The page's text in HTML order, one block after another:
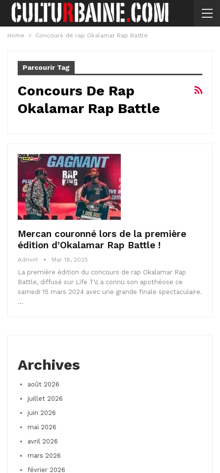
Home Concours de rap Okalamar Rap Battle
Parcourir Tag
Concours De Rap
Okalamar Rap Battle
Mercan couronné lors de la première
édition d’Okalamar Rap Battle !
Admin1 Mar 18, 2025
La première édition du concours de rap Okalamar Rap
Battle, diffusé sur Life TV, a connu son apothéose ce
samedi 15 mars 2024 avec une grande finale spectaculaire.
…
Archives
août 2026
juillet 2026
juin 2026
mai 2026
avril 2026
mars 2026
février 2026